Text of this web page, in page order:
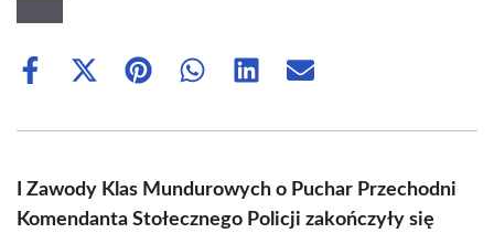
Share
Share
(Twitter)
Share Share Share Share
I Zawody Klas Mundurowych o Puchar Przechodni
Komendanta Stołecznego Policji zakończyły się